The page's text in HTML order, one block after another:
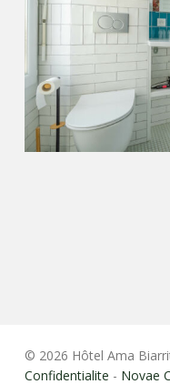
© 2026 Hôtel Ama
Confidentialite - Novae